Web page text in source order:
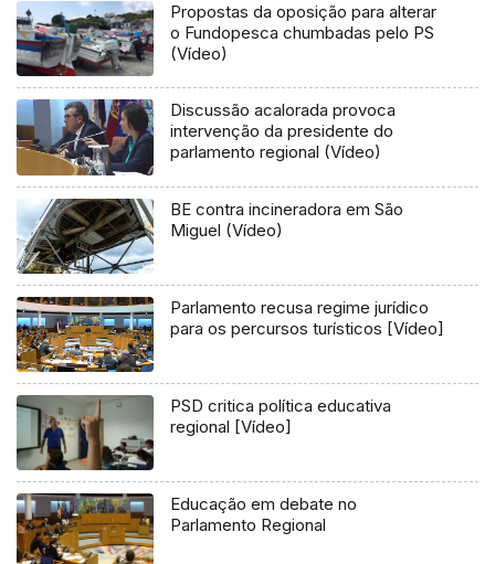
Propostas da oposição para alterar
o Fundopesca chumbadas pelo PS
(Vídeo)
Discussão acalorada provoca
intervenção da presidente do
parlamento regional (Vídeo)
BE contra incineradora em São
Miguel (Vídeo)
Parlamento recusa regime jurídico
para os percursos turísticos [Vídeo]
PSD critica política educativa
regional [Vídeo]
Educação em debate no
Parlamento Regional